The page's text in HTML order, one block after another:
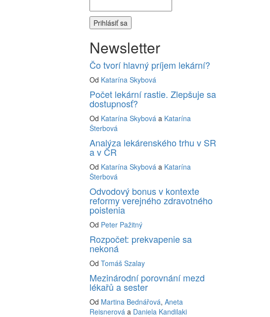
Newsletter
Čo tvorí hlavný príjem lekární?
Od Katarína Skybová
Počet lekární rastie. Zlepšuje sa
dostupnosť?
Od Katarína Skybová a Katarína
Šterbová
Analýza lekárenského trhu v SR
a v ČR
Od Katarína Skybová a Katarína
Šterbová
Odvodový bonus v kontexte
reformy verejného zdravotného
poistenia
Od Peter Pažitný
Rozpočet: prekvapenie sa
nekoná
OdTomáš Szalay
Mezinárodní porovnání mezd
lékařů a sester
Od Martina Bednářová,Aneta
Reisnerová a Daniela Kandilaki